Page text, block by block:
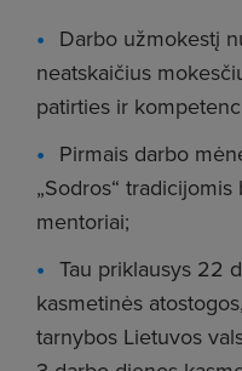
Darbo užmokestį
neatskaičius
patirties ir
Pirmais darbo
„Sodros“
mentoriai;
Tau priklausys 22
kasmetinės
tarnybos Lietuvos